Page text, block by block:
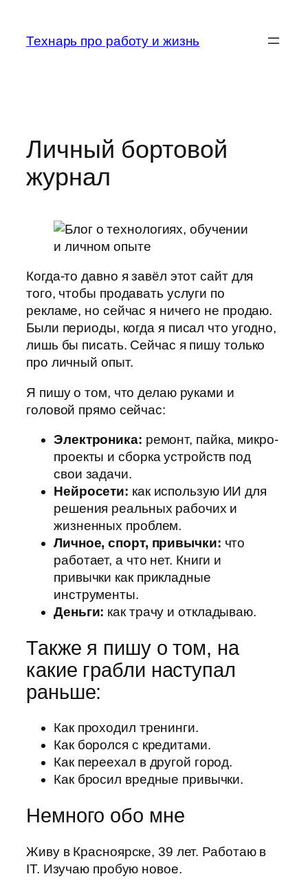
содержимому
Технарь про работу и жизнь
Личный бортовой
журнал
Когда-то давно я завёл этот сайт для
того, чтобы продавать услуги по
рекламе, но сейчас я ничего не продаю.
Были периоды, когда я писал что угодно,
лишь бы писать. Сейчас я пишу только
про личный опыт.
Я пишу о том, что делаю руками и
головой прямо сейчас:
Электроника: ремонт, пайка, микро-
проекты и сборка устройств под
свои задачи.
Нейросети: как использую ИИ для
решения реальных рабочих и
жизненных проблем.
Личное, спорт, привычки: что
работает, а что нет. Книги и
привычки как прикладные
инструменты.
Деньги: как трачу и откладываю.
Также я пишу о том, на
какие грабли наступал
раньше:
Как проходил тренинги.
Как боролся с кредитами.
Как переехал в другой город.
Как бросил вредные привычки.
Немного обо мне
Живу в Красноярске, 39 лет. Работаю в
IT. Изучаю пробую новое.